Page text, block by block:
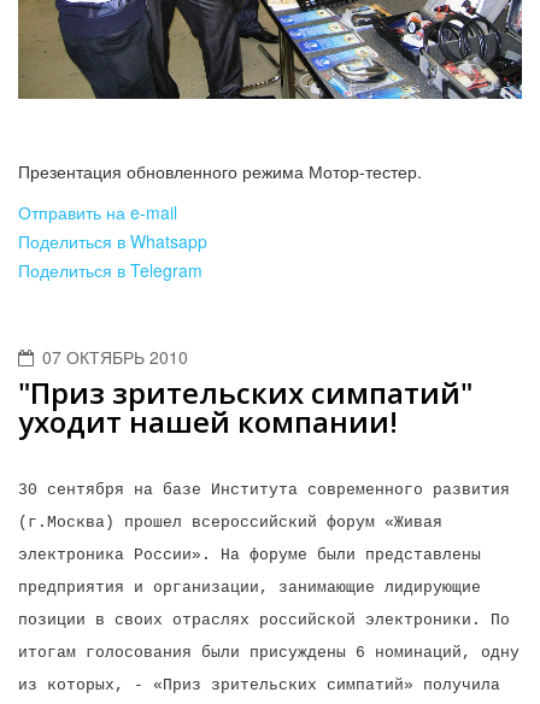
Презентация обновленного режима Мотор-тестер.
Отправить на e-mail
Поделиться в Whatsapp
Поделиться в Telegram
07 ОКТЯБРЬ 2010
"Приз зрительских симпатий"
уходит нашей компании!
30 сентября на базе Института современного развития
(г.Москва) прошел всероссийский форум «Живая
электроника России». На форуме были представлены
предприятия и организации, занимающие лидирующие
позиции в своих отраслях российской электроники. По
итогам голосования были присуждены 6 номинаций, одну
из которых, - «Приз зрительских симпатий» получила